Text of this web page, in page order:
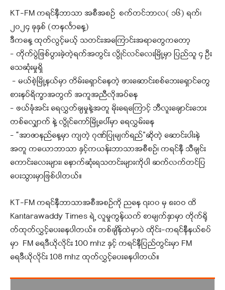
KT-FM ကရင်နီဘာသာ အစီအစဉ် စက်တင်ဘာလ( ၁၆) ရက်၊
၂၀၂၄ ခုနှစ် (တနင်္လာနေ့)
ဒီကနေ့ ထုတ်လွင့်မယ့် သတင်းအကြောင်းအရာတွေကတော့
– တိုက်ပွဲဖြစ်ပွားခဲ့တဲ့ရက်အတွင်း လွိုင်လင်လေးမြို့မှာ ပြည်သူ ၄ ဦး
သေဆုံးမှုရှိ
– မယ်စဲ့မြို့နယ်မှာ တိမ်းရှောင်နေတဲ့ ဖားဆောင်းစစ်ဘေးရှောင်တွေ
စားနပ်ရိက္ခာအတွက် အကူအညီလိုအပ်နေ
– ဖယ်ခုံအင်း ရေလွှတ်ချမှုနဲ့အတူ မိုးရေကြောင့် ဘီလူးချောင်းဘေး
တစ်လျှောက် နဲ့ လွိုင်ကော်မြို့ပေါ်မှာ ရေလွှမ်းနေ
– “အာဇာနည်နေ့မှာ ကျတဲ့ ဂုဏ်ပြုမျက်ရည်”ဆိုတဲ့ ဆောင်းပါးနဲ
အ‌တူ က‌ယောဘာသာ နှင့်ကယန်းဘာသာအစီစဉ်၊ ကရင်နီ သီချင်း
ကောင်းလေးများ၊ နောက်ဆုံးရသတင်းများကိုပါ ဆက်လက်တင်ပြ
ပေးသွားမှာဖြစ်ပါတယ်။
KT-FM ကရင်နီဘာသာအစီအစဉ်ကို ညနေ ၇း၀၀ မှ ၈းဝဝ ထိ
Kantarawaddy Times ရဲ့ လူမှုကွန်ယက် စာမျက်နှာမှာ တိုက်ရို
တ်ထုတ်လွှင့်ပေးနေပါတယ်။ တစ်ချိန်ထဲမှာပဲ ထိုင်း-ကရင်နီနယ်စပ်
မှာ FM ရေဒီယိုလိုင်း 100 mhz နှင့် ကရင်နီပြည်တွင်းမှာ FM
ရေဒီယိုလိုင်း 108 mhz ထုတ်လွှင့်ပေးနေပါတယ်။